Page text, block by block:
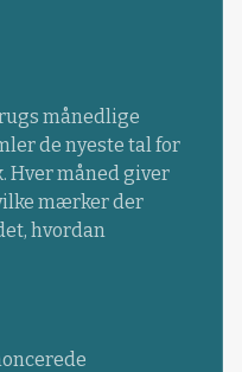
månedlige
de nyeste tal for
Hver måned giver
mærker der
hvordan